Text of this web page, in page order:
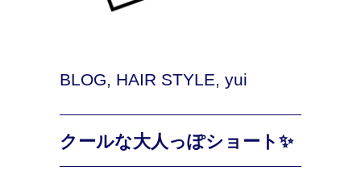
BLOG, HAIR STYLE, yui
クールな大人っぽショート✨